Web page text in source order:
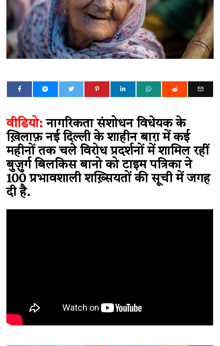
वीडियो: नागरिकता संशोधन विधेयक के
ख़िलाफ़ नई दिल्ली के शाहीन बाग़ में कई
महीनों तक चले विरोध प्रदर्शनों में शामिल रहीं
बुज़ुर्ग बिलकिस बानो को टाइम पत्रिका ने
100 प्रभावशाली शख़्सियतों की सूची में जगह
दी है.